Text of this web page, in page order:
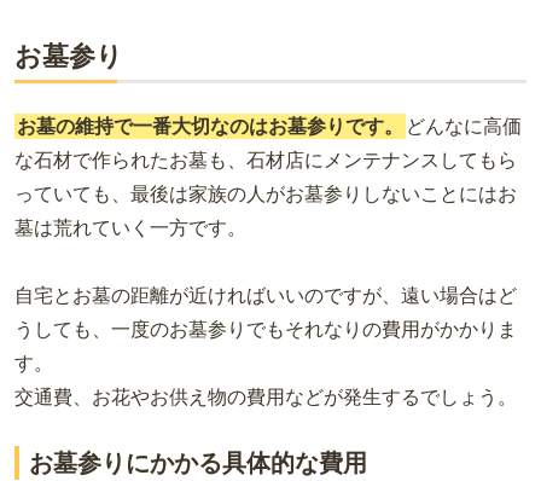
お墓参り
お墓の維持で一番大切なのはお墓参りです。
どんなに高価
な石材で作られたお墓も、石材店にメンテナンスしてもら
っていても、最後は家族の人がお墓参りしないことにはお
墓は荒れていく一方です。
自宅とお墓の距離が近ければいいのですが、遠い場合はど
うしても、一度のお墓参りでもそれなりの費用がかかりま
す。
交通費、お花やお供え物の費用などが発生するでしょう。
お墓参りにかかる具体的な費用